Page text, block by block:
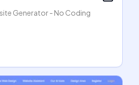
Generator - No Coding